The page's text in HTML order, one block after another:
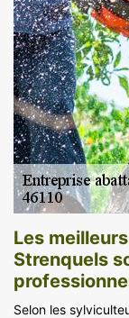
Les
Strenquels
Selon les